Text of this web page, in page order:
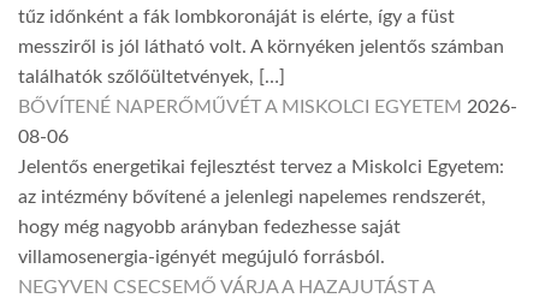
tűz időnként a fák lombkoronáját is elérte, így a füst
messziről is jól látható volt. A környéken jelentős számban
találhatók szőlőültetvények, […]
BŐVÍTENÉ NAPERŐMŰVÉT A MISKOLCI EGYETEM 2026-
08-06
Jelentős energetikai fejlesztést tervez a Miskolci Egyetem:
az intézmény bővítené a jelenlegi napelemes rendszerét,
hogy még nagyobb arányban fedezhesse saját
villamosenergia-igényét megújuló forrásból.
NEGYVEN CSECSEMŐ VÁRJA A HAZAJUTÁST A